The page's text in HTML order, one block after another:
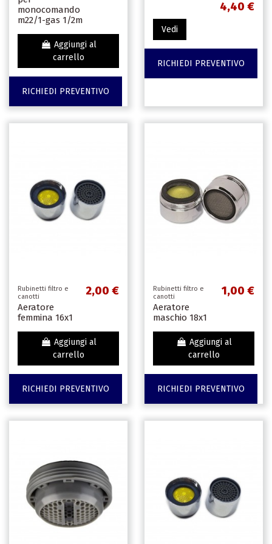
monocomando
m22/1-gas 1/2m
Aggiungi al
carrello
RICHIEDI PREVENTIVO
4,40 €
Vedi
RICHIEDI PREVENTIVO
Rubinetti filtro e
canotti
Aeratore
femmina 16x1
2,00 €
Aggiungi al
carrello
RICHIEDI PREVENTIVO
Rubinetti filtro e
canotti
Aeratore
maschio 18x1
1,00 €
Aggiungi al
carrello
RICHIEDI PREVENTIVO